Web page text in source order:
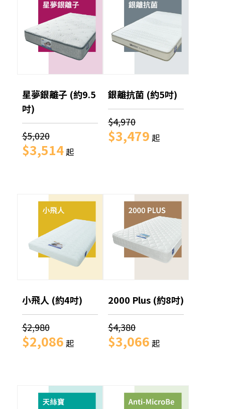
星夢銀離子 (約9.5
吋)
$5,020
$3,514起
銀離抗菌 (約5吋)
$4,970
$3,479 起
小飛人 (約4吋)
$2,980
$2,086 起
2000 Plus (約8吋)
$4,380
$3,066 起